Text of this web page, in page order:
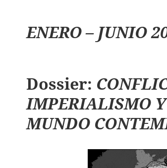
ENERO – JUNIO
Dossier:
IMPERIALISMO
MUNDO